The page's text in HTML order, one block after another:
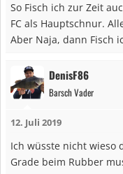
So Fisch ich zur Zeit
FC als Hauptschnur.
Aber Naja, dann Fisch
DenisF86
Barsch Vader
12. Juli 2019
Ich wüsste nicht wieso
Grade beim Rubber